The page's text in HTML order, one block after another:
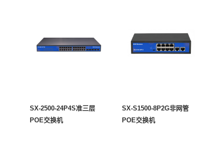
SX-2500-24P4S准三层
POE交换机
SX-S1500-8P2G非网管
POE交换机